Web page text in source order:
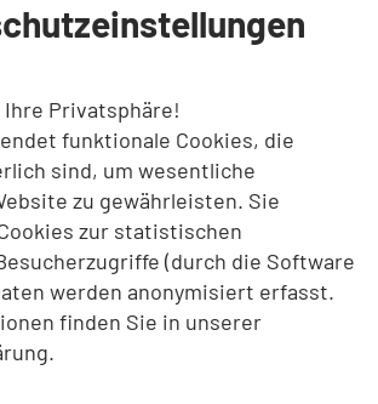
Privatsphäre!
funktionale Cookies, die
sind, um wesentliche
zu gewährleisten. Sie
zur statistischen
(durch die Software
werden anonymisiert erfasst.
finden Sie in unserer